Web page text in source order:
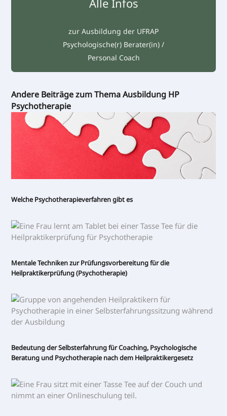
zur Ausbildung der UFRAP
Psychologische(r) Berater(in) /
Personal Coach
Andere Beiträge zum Thema Ausbildung HP
Psychotherapie
Welche Psychotherapieverfahren gibt es
Mentale Techniken zur Prüfungsvorbereitung für die
Heilpraktikerprüfung (Psychotherapie)
Bedeutung der Selbsterfahrung für Coaching, Psychologische
Beratung und Psychotherapie nach dem Heilpraktikergesetz